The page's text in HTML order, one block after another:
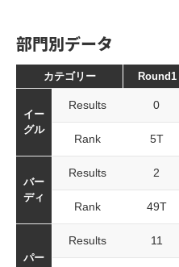
部門別データ
カテゴリー Round1
イー
グル
Results 0
Rank 5T
バー
ディ
Results 2
Rank 49T
パー
Results 11